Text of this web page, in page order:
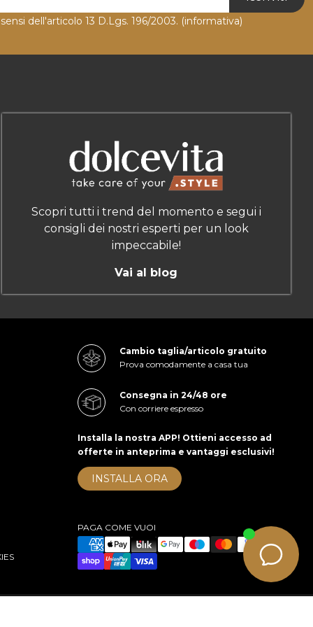
dell'articolo 13 D.Lgs. 196/2003. (informativa)
Scopri tutti i trend del momento e segui i
consigli dei nostri esperti per un look
impeccabile!
Vai al blog
Cambio taglia/articolo gratuito
Prova comodamente a casa tua
Consegna in 24/48 ore
Con corriere espresso
Installa la nostra APP! Ottieni accesso ad
offerte in anteprima e vantaggi esclusivi!
INSTALLA ORA
PAGA COME VUOI